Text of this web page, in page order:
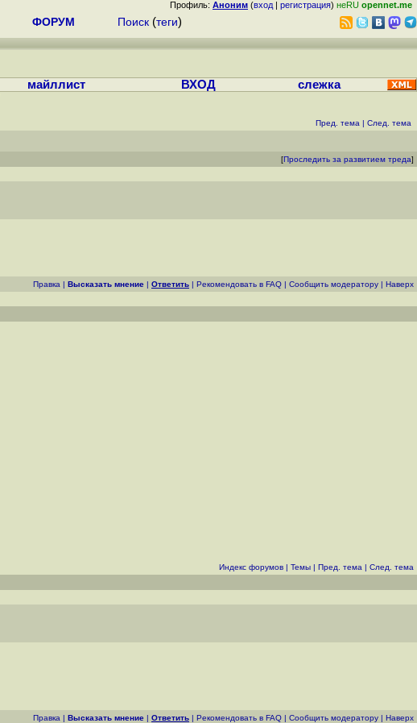
Профиль: Аноним (вход | регистрация) неRU opennet.me
ФОРУМ Поиск (теги)
майллист ВХОД слежка
Пред. тема | След. тема
[Проследить за развитием треда]
Правка | Высказать мнение | Ответить | Рекомендовать в FAQ | Cообщить модератору | Наверх
Индекс форумов | Темы | Пред. тема | След. тема
Правка | Высказать мнение | Ответить | Рекомендовать в FAQ | Cообщить модератору | Наверх